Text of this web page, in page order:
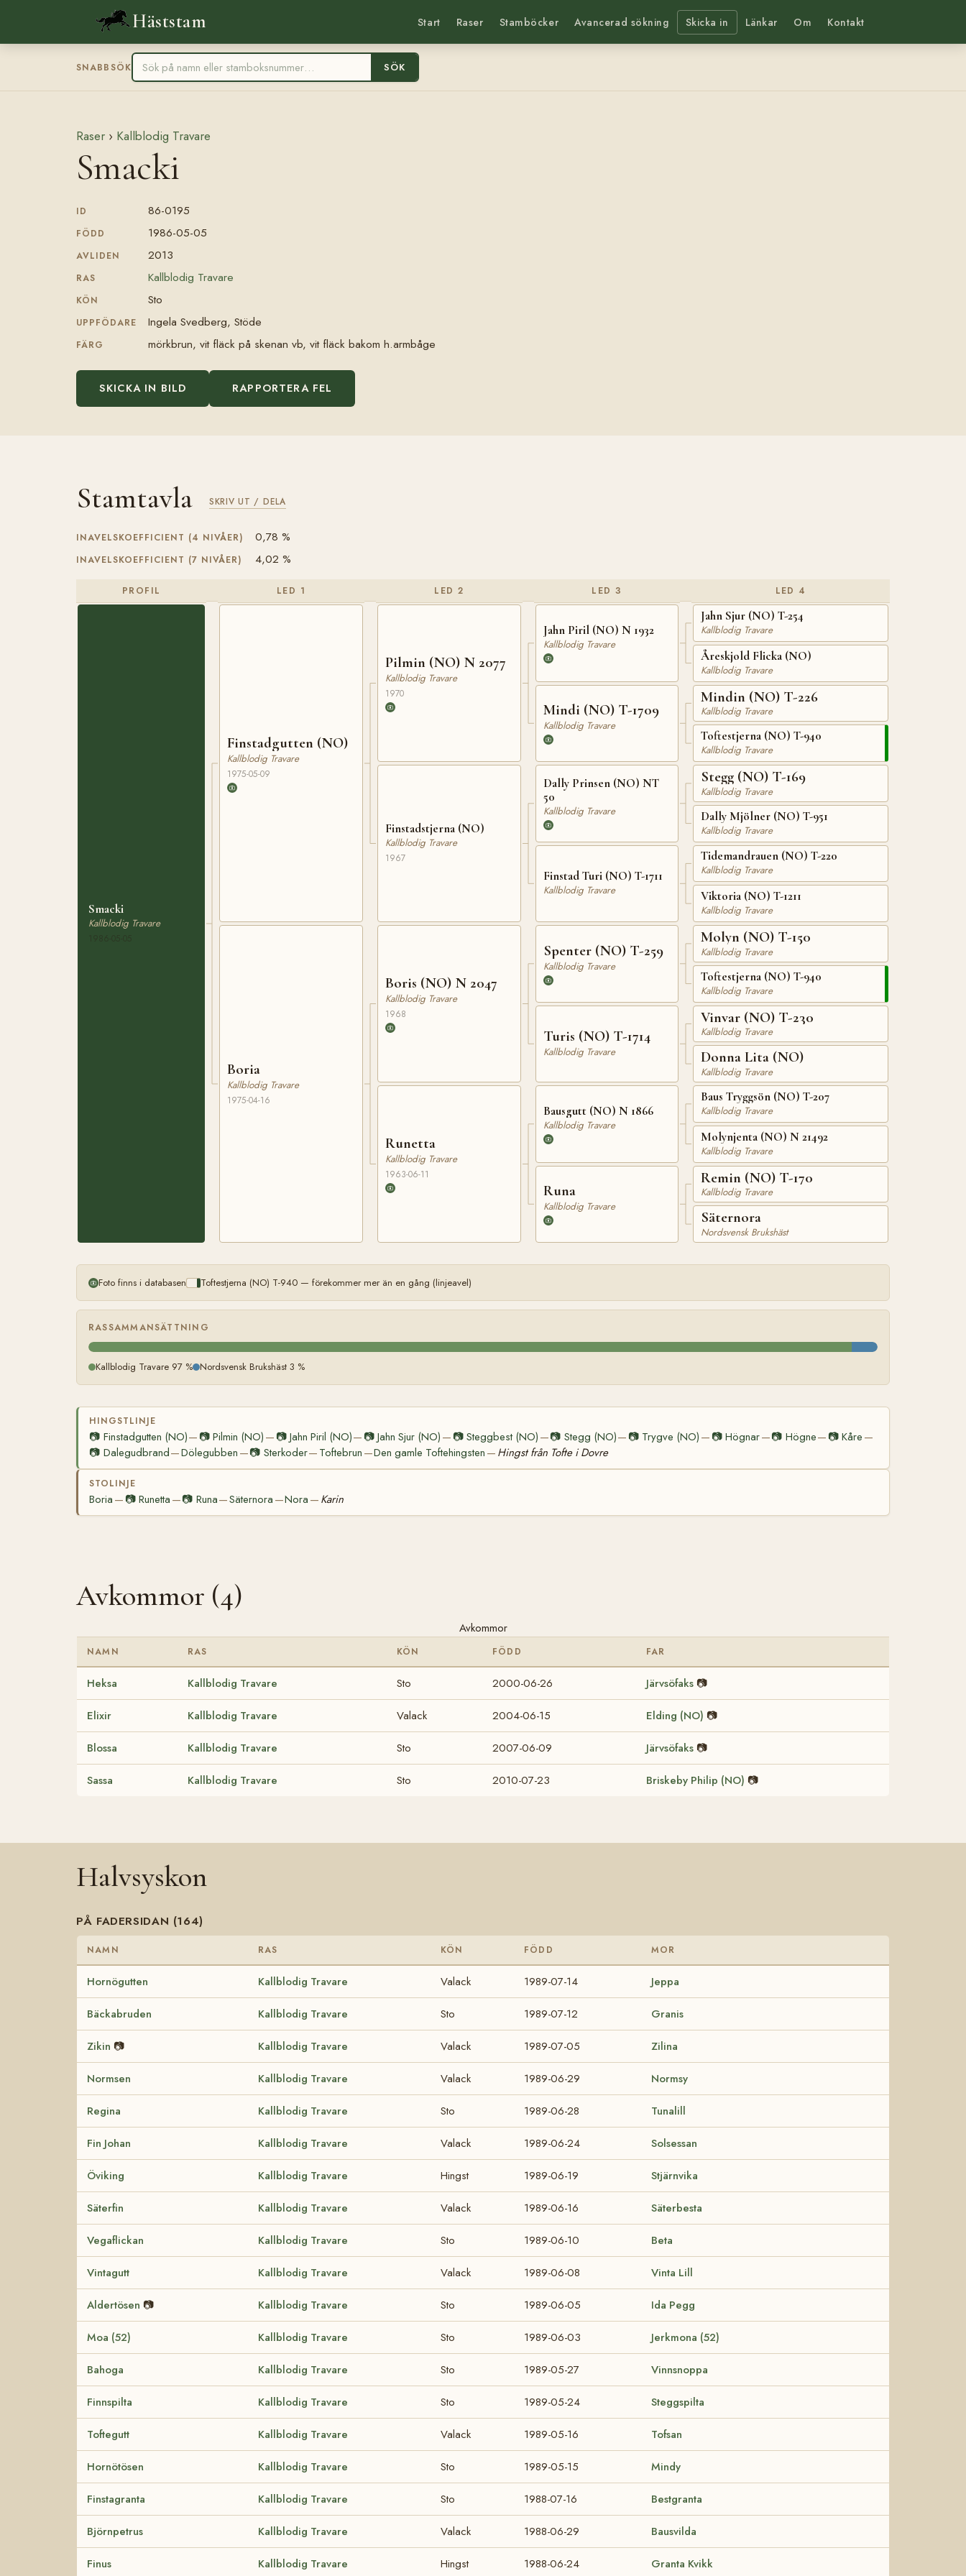
Häststam Start Raser Stamböcker Avancerad sökning Skicka in Länkar Om Kontakt
SNABBSÖK SÖK
Raser › Kallblodig Travare
Smacki
ID 86-0195
FÖDD 1986-05-05
AVLIDEN 2013
RAS Kallblodig Travare
KÖN Sto
UPPFÖDARE Ingela Svedberg, Stöde
FÄRG mörkbrun, vit fläck på skenan vb, vit fläck bakom h.armbåge
SKICKA IN BILD RAPPORTERA FEL
Stamtavla SKRIV UT / DELA
INAVELSKOEFFICIENT (4 NIVÅER) 0,78 %
INAVELSKOEFFICIENT (7 NIVÅER) 4,02 %
PROFIL
Smacki
Kallblodig Travare
LED 1
Finstadgutten (NO)
Kallblodig Travare
1975-05-09
Boria
Kallblodig Travare
1975-04-16
LED 2
Pilmin (NO) N 2077
Kallblodig Travare
1970
Finstadstjerna (NO)
Kallblodig Travare
1967
Boris (NO) N 2047
Kallblodig Travare
1968
Runetta
Kallblodig Travare
1963-06-11
LED 3
Jahn Piril (NO) N 1932
Kallblodig Travare
Mindi (NO) T-1709
Kallblodig Travare
Dally Prinsen (NO) NT
50
Kallblodig Travare
Finstad Turi (NO) T-1711
Kallblodig Travare
Spenter (NO) T-259
Kallblodig Travare
Turis (NO) T-1714
Kallblodig Travare
Bausgutt (NO) N 1866
Kallblodig Travare
Runa
Kallblodig Travare
LED 4
Jahn Sjur (NO) T-254
Kallblodig Travare
Åreskjold Flicka (NO)
Kallblodig Travare
Mindin (NO) T-226
Kallblodig Travare
Toftestjerna (NO) T-940
Kallblodig Travare
Stegg (NO) T-169
Kallblodig Travare
Dally Mjölner (NO) T-951
Kallblodig Travare
Tidemandrauen (NO) T-220
Kallblodig Travare
Viktoria (NO) T-1211
Kallblodig Travare
Molyn (NO) T-150
Kallblodig Travare
Toftestjerna (NO) T-940
Kallblodig Travare
Vinvar (NO) T-230
Kallblodig Travare
Donna Lita (NO)
Kallblodig Travare
Baus Tryggsön (NO) T-207
Kallblodig Travare
Molynjenta (NO) N 21492
Kallblodig Travare
Remin (NO) T-170
Kallblodig Travare
Säternora
Nordsvensk Brukshäst
Foto finns i databasen Toftestjerna (NO) T-940 — förekommer mer än en gång (linjeavel)
RASSAMMANSÄTTNING
Kallblodig Travare 97 % Nordsvensk Brukshäst 3 %
HINGSTLINJE
📷 Finstadgutten (NO)— 📷Pilmin (NO) — 📷Jahn Piril (NO)— 📷 Jahn Sjur (NO) — 📷Steggbest (NO) —📷 Stegg (NO)— 📷 Trygve (NO) — 📷Högnar—📷 Högne— 📷Kåre —
📷 Dalegudbrand—Dölegubben —📷 Sterkoder— Toftebrun —Den gamle Toftehingsten — Hingst från Tofte i Dovre
STOLINJE
Boria — 📷Runetta —📷 Runa—Säternora —Nora — Karin
Avkommor (4)
Avkommor
NAMN RAS KÖN FÖDD FAR
Heksa Kallblodig Travare Sto 2000-06-26 Järvsöfaks 📷
Elixir Kallblodig Travare Valack 2004-06-15 Elding (NO) 📷
Blossa Kallblodig Travare Sto 2007-06-09 Järvsöfaks 📷
Sassa Kallblodig Travare Sto 2010-07-23 Briskeby Philip (NO) 📷
Halvsyskon
PÅ FADERSIDAN (164)
NAMN RAS KÖN FÖDD MOR
Hornögutten Kallblodig Travare Valack 1989-07-14 Jeppa
Bäckabruden Kallblodig Travare Sto 1989-07-12 Granis
Zikin 📷 Kallblodig Travare Valack 1989-07-05 Zilina
Normsen Kallblodig Travare Valack 1989-06-29 Normsy
Regina Kallblodig Travare Sto 1989-06-28 Tunalill
Fin Johan Kallblodig Travare Valack 1989-06-24 Solsessan
Öviking Kallblodig Travare Hingst 1989-06-19 Stjärnvika
Säterfin Kallblodig Travare Valack 1989-06-16 Säterbesta
Vegaflickan Kallblodig Travare Sto 1989-06-10 Beta
Vintagutt Kallblodig Travare Valack 1989-06-08 Vinta Lill
Aldertösen 📷 Kallblodig Travare Sto 1989-06-05 Ida Pegg
Moa (52) Kallblodig Travare Sto 1989-06-03 Jerkmona (52)
Bahoga Kallblodig Travare Sto 1989-05-27 Vinnsnoppa
Finnspilta Kallblodig Travare Sto 1989-05-24 Steggspilta
Toftegutt Kallblodig Travare Valack 1989-05-16 Tofsan
Hornötösen Kallblodig Travare Sto 1989-05-15 Mindy
Finstagranta Kallblodig Travare Sto 1988-07-16 Bestgranta
Björnpetrus Kallblodig Travare Valack 1988-06-29 Bausvilda
Finus Kallblodig Travare Hingst 1988-06-24 Granta Kvikk